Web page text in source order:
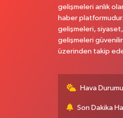
gelişmeleri anlık
haber
gelişmeleri,
gelişmeleri
üzerinden takip
Hava Durumu
Son Dakika